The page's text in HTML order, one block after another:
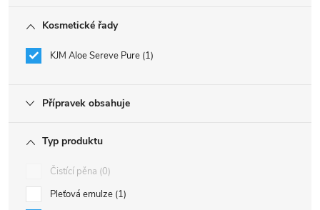
Kosmetické řady
KJM Aloe Sereve Pure 1
Přípravek obsahuje
Typ produktu
Čistící pěna 0
Pleťová emulze 1